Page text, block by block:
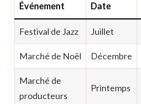
Événement Date
Festival de Jazz Juillet
Marché de Noël Décembre
Marché de
producteurs
Printemps